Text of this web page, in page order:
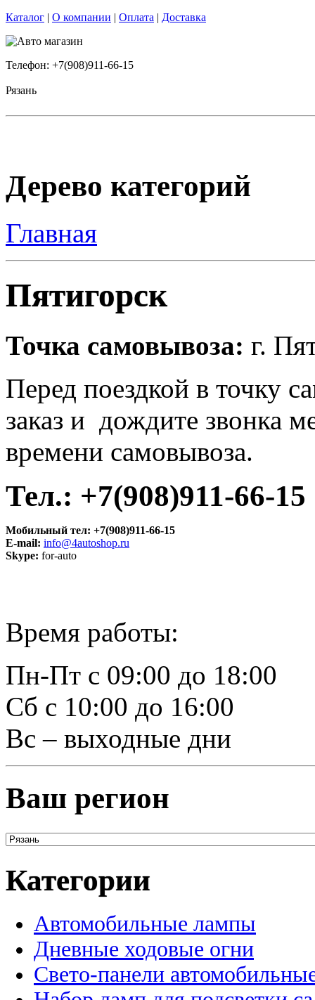
Каталог | О компании | Оплата | Доставка
Телефон: +7(908)911-66-15
Рязань
Дерево категорий
Главная
Пятигорск
Точка самовывоза: г.
Перед поездкой в точку
заказ и дождите звонка
времени самовывоза.
Тел.: +7(908)911-66-15
Мобильный тел: +7(908)911-66-15
E-mail: info@4autoshop.ru
Skype: for-auto
Время работы:
Пн-Пт с 09:00 до 18:00
Сб с 10:00 до 16:00
Вс – выходные дни
Ваш регион
Категории
Автомобильные лампы
Дневные ходовые огни
Свето-панели